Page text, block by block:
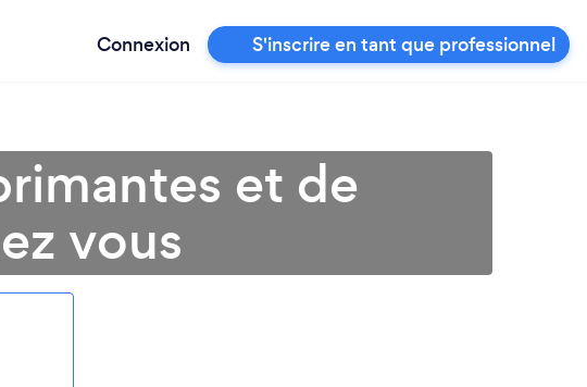
Connexion S'inscrire en tant que professionnel
et de
vous